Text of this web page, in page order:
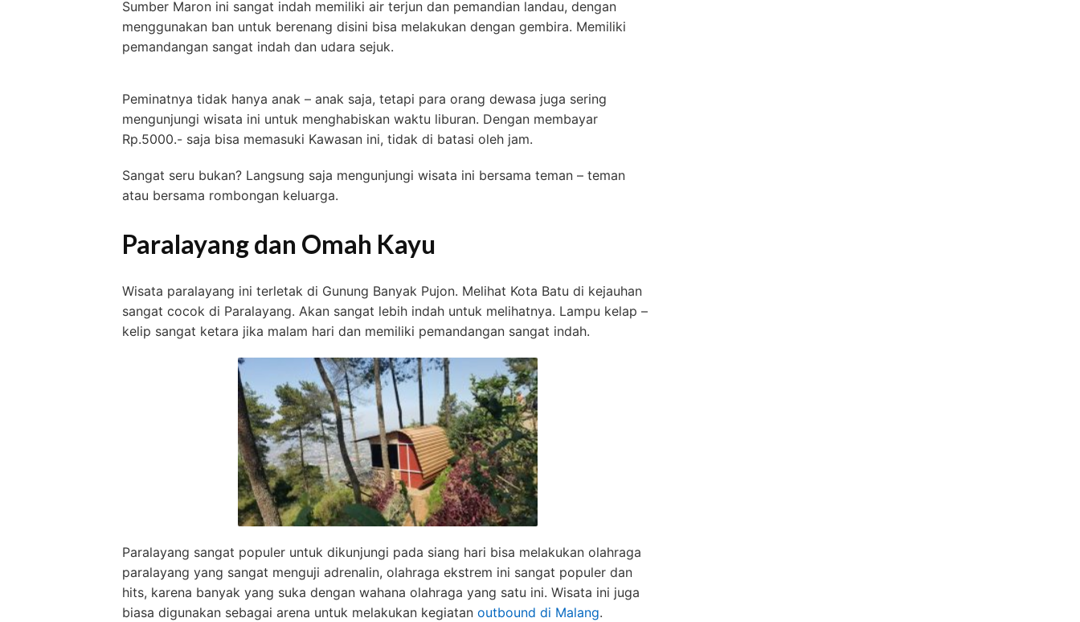
Sumber Maron ini sangat indah memiliki air terjun dan pemandian landau, dengan
menggunakan ban untuk berenang disini bisa melakukan dengan gembira. Memiliki
pemandangan sangat indah dan udara sejuk.
Peminatnya tidak hanya anak – anak saja, tetapi para orang dewasa juga sering
mengunjungi wisata ini untuk menghabiskan waktu liburan. Dengan membayar
Rp.5000.- saja bisa memasuki Kawasan ini, tidak di batasi oleh jam.
Sangat seru bukan? Langsung saja mengunjungi wisata ini bersama teman – teman
atau bersama rombongan keluarga.
Paralayang dan Omah Kayu
Wisata paralayang ini terletak di Gunung Banyak Pujon. Melihat Kota Batu di kejauhan
sangat cocok di Paralayang. Akan sangat lebih indah untuk melihatnya. Lampu kelap –
kelip sangat ketara jika malam hari dan memiliki pemandangan sangat indah.
Paralayang sangat populer untuk dikunjungi pada siang hari bisa melakukan olahraga
paralayang yang sangat menguji adrenalin, olahraga ekstrem ini sangat populer dan
hits, karena banyak yang suka dengan wahana olahraga yang satu ini. Wisata ini juga
biasa digunakan sebagai arena untuk melakukan kegiatan outbound di Malang.